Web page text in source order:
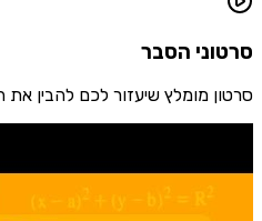
הסבר
מומלץ שיעזור לכם להבין את הנושא.